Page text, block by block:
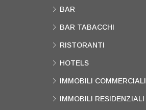
BAR
BAR TABACCHI
RISTORANTI
HOTELS
IMMOBILI COMMERCIALI
IMMOBILI RESIDENZIALI